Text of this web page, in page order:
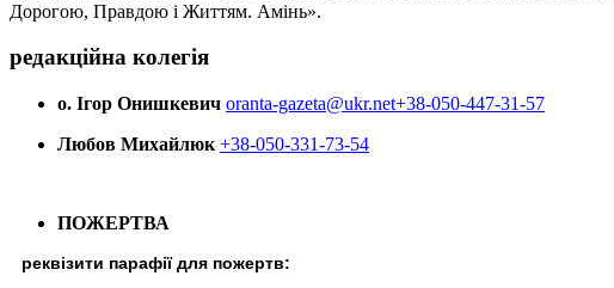
Дорогою, Правдою і Життям. Амінь».
редакційна колегія
о. Ігор Онишкевич oranta-gazeta@ukr.net+38-050-447-31-57
Любов Михайлюк +38-050-331-73-54
ПОЖЕРТВА
реквізити парафії для пожертв: